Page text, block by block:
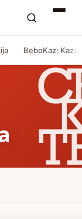
BeboKaz: